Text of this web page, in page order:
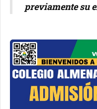
previamente su